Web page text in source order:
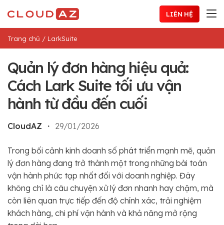
đến
nội
dung
LIÊN HỆ
Trang chủ / LarkSuite
Quản lý đơn hàng hiệu quả:
Cách Lark Suite tối ưu vận
hành từ đầu đến cuối
CloudAZ ・ 29/01/2026
Trong bối cảnh kinh doanh số phát triển mạnh mẽ, quản
lý đơn hàng đang trở thành một trong những bài toán
vận hành phức tạp nhất đối với doanh nghiệp. Đây
không chỉ là câu chuyện xử lý đơn nhanh hay chậm, mà
còn liên quan trực tiếp đến độ chính xác, trải nghiệm
khách hàng, chi phí vận hành và khả năng mở rộng